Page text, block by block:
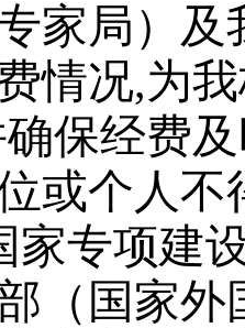
家局）
情况,为
确保经费
或个人
家专项建
（国家外